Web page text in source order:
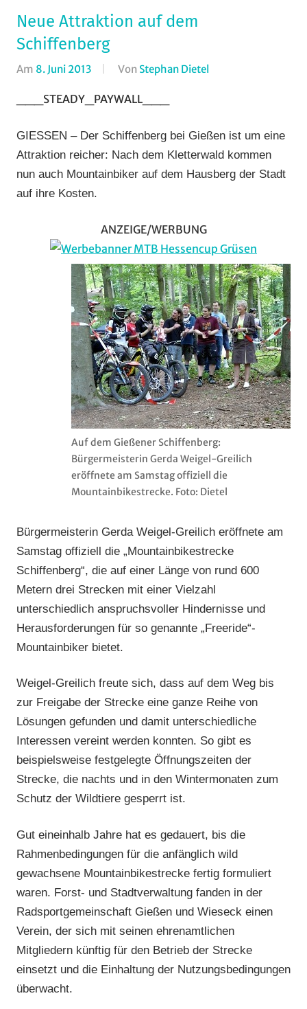
Neue Attraktion auf dem
Schiffenberg
Am 8. Juni 2013 Von Stephan Dietel
Marathon,
Mountainbike
RSG
Trial/BMX
Vereine
___STEADY_PAYWALL___
GIESSEN – Der Schiffenberg bei Gießen ist um eine
Attraktion reicher: Nach dem Kletterwald kommen
nun auch Mountainbiker auf dem Hausberg der Stadt
auf ihre Kosten.
ANZEIGE/WERBUNG
Auf dem Gießener Schiffenberg:
Bürgermeisterin Gerda Weigel-Greilich
eröffnete am Samstag offiziell die
Mountainbikestrecke. Foto: Dietel
Bürgermeisterin Gerda Weigel-Greilich eröffnete am
Samstag offiziell die „Mountainbikestrecke
Schiffenberg“, die auf einer Länge von rund 600
Metern drei Strecken mit einer Vielzahl
unterschiedlich anspruchsvoller Hindernisse und
Herausforderungen für so genannte „Freeride“-
Mountainbiker bietet.
Weigel-Greilich freute sich, dass auf dem Weg bis
zur Freigabe der Strecke eine ganze Reihe von
Lösungen gefunden und damit unterschiedliche
Interessen vereint werden konnten. So gibt es
beispielsweise festgelegte Öffnungszeiten der
Strecke, die nachts und in den Wintermonaten zum
Schutz der Wildtiere gesperrt ist.
Gut eineinhalb Jahre hat es gedauert, bis die
Rahmenbedingungen für die anfänglich wild
gewachsene Mountainbikestrecke fertig formuliert
waren. Forst- und Stadtverwaltung fanden in der
Radsportgemeinschaft Gießen und Wieseck einen
Verein, der sich mit seinen ehrenamtlichen
Mitgliedern künftig für den Betrieb der Strecke
einsetzt und die Einhaltung der Nutzungsbedingungen
überwacht.